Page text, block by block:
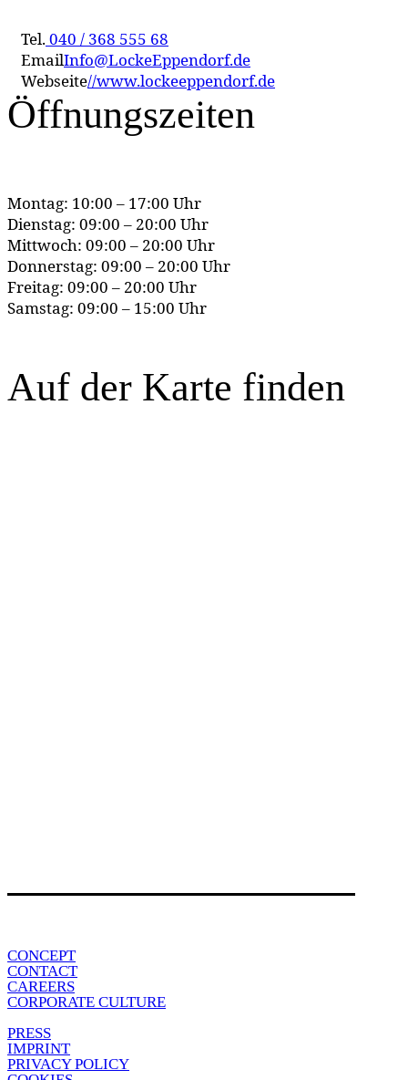
Tel.040 / 368 555 68
EmailInfo@LockeEppendorf.de
Webseite//www.lockeeppendorf.de
Öffnungszeiten
Montag: 10:00 – 17:00 Uhr
Dienstag: 09:00 – 20:00 Uhr
Mittwoch: 09:00 – 20:00 Uhr
Donnerstag: 09:00 – 20:00 Uhr
Freitag: 09:00 – 20:00 Uhr
Samstag: 09:00 – 15:00 Uhr
Auf der Karte finden
CONCEPT
CONTACT
CAREERS
CORPORATE CULTURE
PRESS
IMPRINT
PRIVACY POLICY